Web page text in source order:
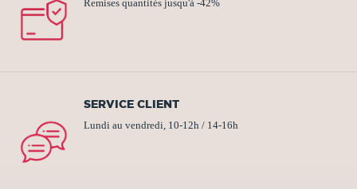
Remises quantités jusqu'à -42%
SERVICE CLIENT
Lundi au vendredi, 10-12h / 14-16h